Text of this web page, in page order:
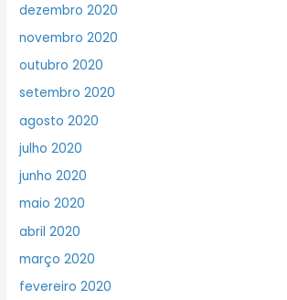
dezembro 2020
novembro 2020
outubro 2020
setembro 2020
agosto 2020
julho 2020
junho 2020
maio 2020
abril 2020
março 2020
fevereiro 2020